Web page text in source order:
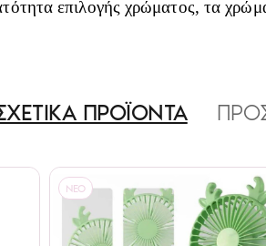
επιλογής χρώματος, τα
ΠΡΟΪΟΝΤΑ
NEO